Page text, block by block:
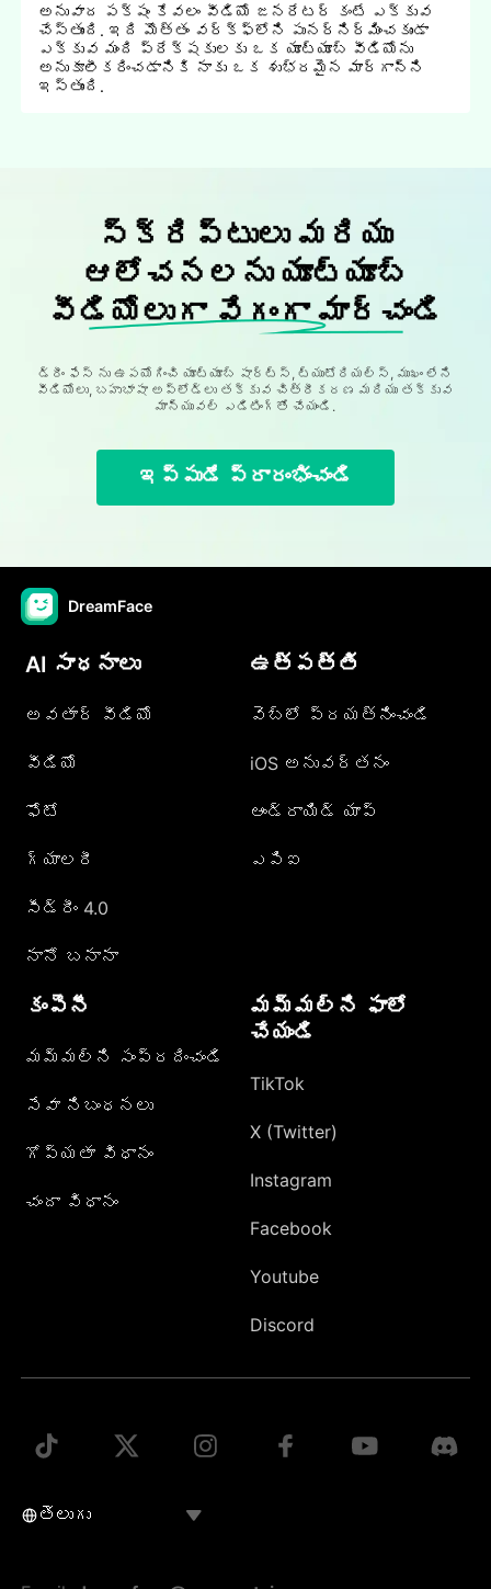
అనువాద పక్షం కేవలం వీడియో జనరేటర్ కంటే ఎక్కువ
చేస్తుంది. ఇది మొత్తం వర్క్ఫ్లోని పునర్నిర్మించకుండా
ఎక్కువ మంది ప్రేక్షకులకు ఒక యూట్యూబ్ వీడియోను
అనుకూలీకరించడానికి నాకు ఒక శుభ్రమైన మార్గాన్ని
ఇస్తుంది.
స్క్రిప్టులు మరియు
ఆలోచనలను యూట్యూబ్
వీడియోలుగా వేగంగా మార్చండి
డ్రీం ఫేస్ ను ఉపయోగించి యూట్యూబ్ షార్ట్స్, ట్యుటోరియల్స్, ముఖం లేని
వీడియోలు, బహుభాషా అప్లోడ్లు తక్కువ చిత్రీకరణ మరియు తక్కువ
మాన్యువల్ ఎడిటింగ్తో చేయండి.
ఇప్పుడే ప్రారంభించండి
DreamFace
AI సాధనాలు
అవతార్ వీడియో
వీడియో
ఫోటో
గ్యాలరీ
సీడ్రీం 4.0
నానో బనానా
ఉత్పత్తి
వెబ్లో ప్రయత్నించండి
iOS అనువర్తనం
ఆండ్రాయిడ్ యాప్
ఎపిఐ
కంపెనీ
మమ్మల్ని సంప్రదించండి
సేవా నిబంధనలు
గోప్యతా విధానం
చందా విధానం
మమ్మల్ని ఫాలో
చేయండి
TikTok
X (Twitter)
Instagram
Facebook
Youtube
Discord